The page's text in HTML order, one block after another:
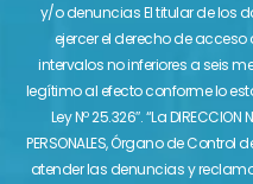
y/o denuncias El titular de los
ejercer el derecho de
intervalos no inferiores a seis
legítimo al efecto conforme lo
Ley Nº 25.326″. “La DIRECCION
PERSONALES, Órgano de Control
atender las denuncias y